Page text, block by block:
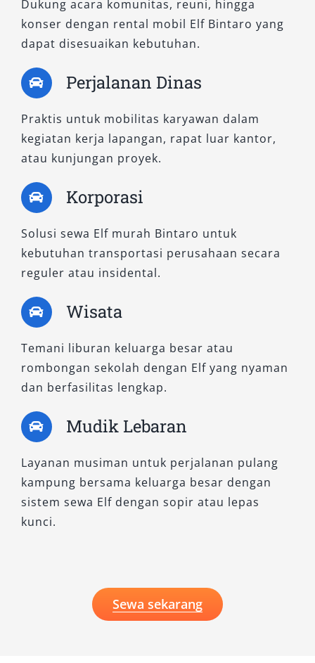
performa maksimal, Elf NLR adalah
jawabannya. Sebagai model terbaru dari seri
Elf, tipe ini menghadirkan desain bodi yang
elegan, sistem pengereman lebih responsif,
serta konsumsi bahan bakar yang lebih hemat.
Kapasitasnya tetap ideal untuk transportasi
rombongan, yaitu 15–17 seat, menjadikannya
sangat cocok untuk keperluan dinas, wisata
eksklusif, atau antar jemput tamu penting.
Keunggulan Elf NLR tak hanya pada desain dan
ventilasi optimal, dan ruang bagasi lebih luas
menjadi nilai tambah yang membuat rental
mobil Elf tipe ini unggul di kelasnya. Salsa
Wisata menyewakan unit Elf NLR dalam kondisi
prima, siap untuk perjalanan jarak jauh
maupun aktivitas harian perusahaan Anda.
Memilih tipe mobil Elf yang tepat bukan hanya
soal kapasitas, tetapi juga kenyamanan,
efisiensi, dan kesesuaian dengan kebutuhan
perjalanan Anda. Di Salsa Wisata, kami
berkomitmen menyediakan layanan sewa mobil
Elf yang profesional, transparan, dan
terpercaya. Baik Anda membutuhkan Elf Long
harga sewa Elf murah dan layanan optimal.
Untuk perjalanan pribadi, bisnis, maupun
Dukung acara komunitas, reuni, hingga
konser dengan rental mobil Elf Bintaro yang
dapat disesuaikan kebutuhan.
Perjalanan Dinas
Praktis untuk mobilitas karyawan dalam
kegiatan kerja lapangan, rapat luar kantor,
atau kunjungan proyek.
Korporasi
Solusi sewa Elf murah Bintaro untuk
kebutuhan transportasi perusahaan secara
reguler atau insidental.
Wisata
Temani liburan keluarga besar atau
rombongan sekolah dengan Elf yang nyaman
dan berfasilitas lengkap.
Mudik Lebaran
Layanan musiman untuk perjalanan pulang
kampung bersama keluarga besar dengan
sistem sewa Elf dengan sopir atau lepas
kunci.
Sewa sekarang